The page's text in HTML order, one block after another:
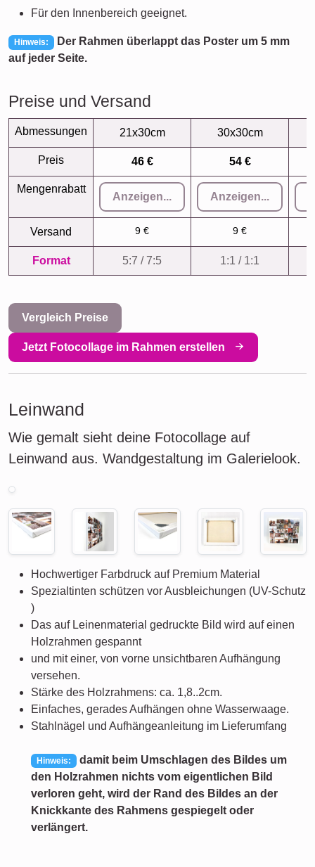
Für den Innenbereich geeignet.
Hinweis:
Der Rahmen überlappt das Poster um 5 mm
auf jeder Seite.
Preise und Versand
Abmessungen 21x30cm 30x30cm
Preis 46 € 54 €
Mengenrabatt
Anzeigen... Anzeigen...
Versand 9 € 9 €
Format 5:7 / 7:5 1:1 / 1:1
Vergleich Preise
Jetzt Fotocollage im Rahmen erstellen
Leinwand
Wie gemalt sieht deine Fotocollage auf
Leinwand aus. Wandgestaltung im Galerielook.
Hochwertiger Farbdruck auf Premium Material
Spezialtinten schützen vor Ausbleichungen (UV-Schutz
)
Das auf Leinenmaterial gedruckte Bild wird auf einen
Holzrahmen gespannt
und mit einer, von vorne unsichtbaren Aufhängung
versehen.
Stärke des Holzrahmens: ca. 1,8..2cm.
Einfaches, gerades Aufhängen ohne Wasserwaage.
Stahlnägel und Aufhängeanleitung im Lieferumfang
Hinweis:
damit beim Umschlagen des Bildes um
den Holzrahmen nichts vom eigentlichen Bild
verloren geht, wird der Rand des Bildes an der
Knickkante des Rahmens gespiegelt oder
verlängert.